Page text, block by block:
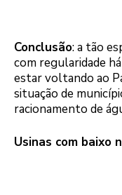
Conclusão: a tão
com regularidade
estar voltando ao
situação de
racionamento de
Usinas com baixo